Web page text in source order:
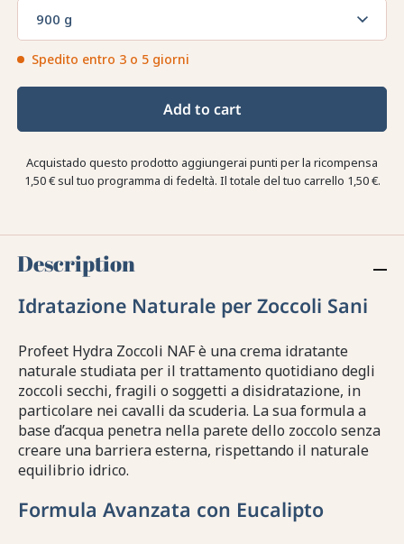
900 g
Spedito entro 3 o 5 giorni
Add to cart
Acquistado questo prodotto aggiungerai punti per la ricompensa
1,50 €sul tuo programma di fedeltà. Il totale del tuo carrello 1,50 €.
Description
Idratazione Naturale per Zoccoli Sani
Profeet Hydra Zoccoli NAF è una crema idratante
naturale studiata per il trattamento quotidiano degli
zoccoli secchi, fragili o soggetti a disidratazione, in
particolare nei cavalli da scuderia. La sua formula a
base d’acqua penetra nella parete dello zoccolo senza
creare una barriera esterna, rispettando il naturale
equilibrio idrico.
Formula Avanzata con Eucalipto